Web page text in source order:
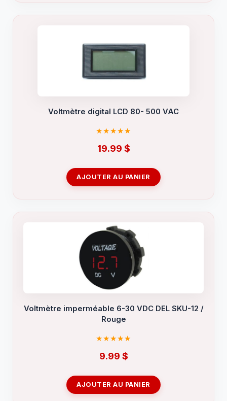
Voltmètre digital LCD 80- 500 VAC
19.99 $
AJOUTER AU PANIER
Voltmètre imperméable 6-30 VDC DEL SKU-12 /
Rouge
9.99 $
AJOUTER AU PANIER